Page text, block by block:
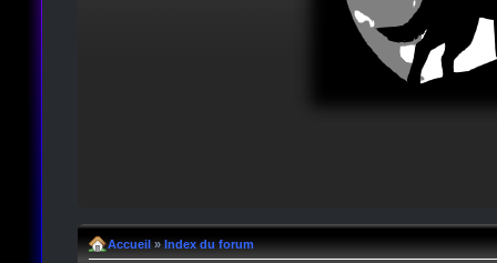
Accueil » Index du forum